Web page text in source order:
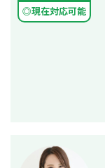
◎現在対応可能